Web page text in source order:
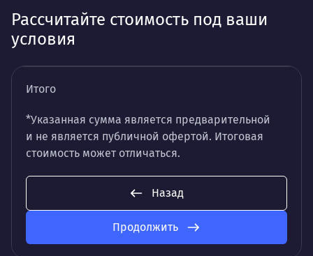
Рассчитайте стоимость под ваши
условия
Итого
*Указанная сумма является предварительной
и не является публичной офертой. Итоговая
стоимость может отличаться.
Назад
Продолжить